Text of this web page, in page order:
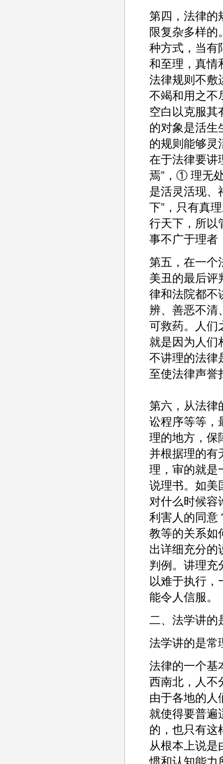
第四，法律的
限复杂多样的
种方式，当有
和至理，真情
法律规则不敷
不竭和用之不
空白以克服其
的对象是活生
的规则能够灵
在于法律要讲
焉”，① 理无
是活灵活现、
下”，只有真
行天下，所以
事不广于理者
第五，在一个
美丑的最后评
律和法院都不
辨、善恶不清
可救药。人们
就是因为人们
不讲理的法律
至使法律声誉
第六，从法律
讼程序等等，
理的地方，保
并根据理的有
理，审的就是
说理书。如美
对什么时候容
利害人的同意
教等的关系如
出详细充分的
判例。讲理充
以难于执行
能令人信服。
二、法学讲的
法学讲的是常
法律的一个基
西南北，人不
由于各地的人
就使得要普遍
的，也只有这
从根本上说是
惯和认知能力